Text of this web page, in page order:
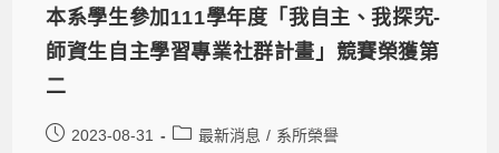
本系學生參加111學年度「我自主、我探究-
師資生自主學習專業社群計畫」競賽榮獲第
二
2023-08-31 最新消息 / 系所榮譽